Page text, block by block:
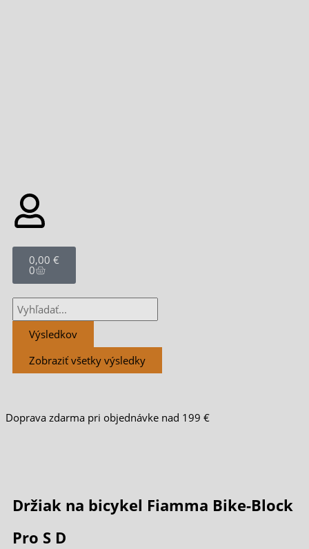
0,00 €
0
Cart
Search
...
Výsledkov
Zobraziť všetky výsledky
Doprava zdarma pri objednávke nad 199 €
Držiak na bicykel Fiamma Bike-Block
Pro S D